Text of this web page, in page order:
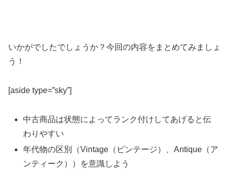
いかがでしたでしょうか？今回の内容をまとめてみましょ
う！
[aside type=”sky”]
中古商品は状態によってランク付けしてあげると伝
わりやすい
年代物の区別（Vintage（ビンテージ）、Antique（ア
ンティーク））を意識しよう